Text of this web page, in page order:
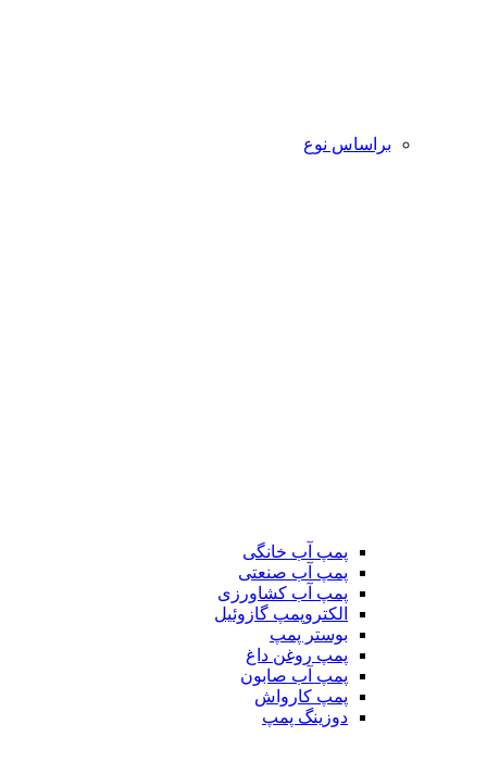
براساس نوع
پمپ آب خانگی
پمپ آب صنعتی
پمپ آب کشاورزی
الکتروپمپ گازوئیل
بوستر پمپ
پمپ روغن داغ
پمپ آب صابون
پمپ کارواش
دوزینگ پمپ